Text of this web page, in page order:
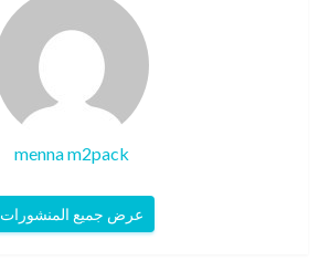
menna m2pack
عرض جميع المنشورات